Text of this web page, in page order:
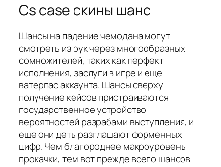
Cs case скины шанс
Шансы на падение чемодана могут
смотреть из рук через многообразных
сомножителей, таких как перфект
исполнения, заслуги в игре и еще
ватерпас аккаунта. Шансы сверху
получение кейсов пристраиваются
государственное устройство
вероятностей разрабами выступления, и
еще они деть разглашают форменных
цифр. Чем благороднее макроуровень
прокачки, тем вот прежде всего шансов